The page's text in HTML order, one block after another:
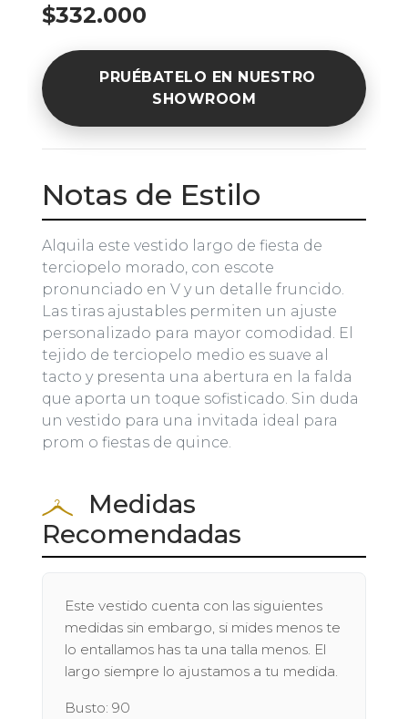
$332.000
PRUÉBATELO EN NUESTRO
SHOWROOM
Notas de Estilo
Alquila este vestido largo de fiesta de
terciopelo morado, con escote
pronunciado en V y un detalle fruncido.
Las tiras ajustables permiten un ajuste
personalizado para mayor comodidad. El
tejido de terciopelo medio es suave al
tacto y presenta una abertura en la falda
que aporta un toque sofisticado. Sin duda
un vestido para una invitada ideal para
prom o fiestas de quince.
Medidas
Recomendadas
Este vestido cuenta con las siguientes
medidas sin embargo, si mides menos te
lo entallamos has ta una talla menos. El
largo siempre lo ajustamos a tu medida.
Busto: 90